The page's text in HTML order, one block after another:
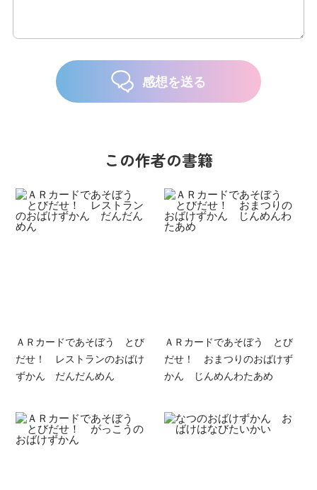
感想を送る
この作者の書籍
ＡＲカードであそぼう とび
だせ！ レストランのおばけ
ずかん だんだんめん
ＡＲカードであそぼう とび
だせ！ おまつりのおばけず
かん じんめんわたあめ